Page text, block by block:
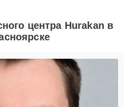
центра Hurakan в